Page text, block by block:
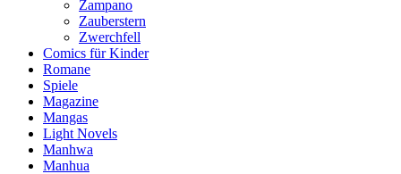
Zampano
Zauberstern
Zwerchfell
Comics für Kinder
Romane
Spiele
Magazine
Mangas
Light Novels
Manhwa
Manhua